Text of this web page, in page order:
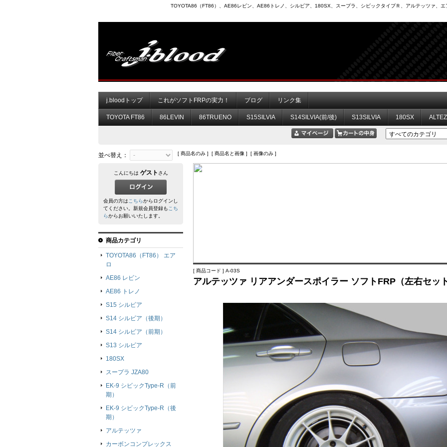
TOYOTA86（FT86）、AE86レビン、AE86トレノ、シルビア、180SX、スープラ、シビックタイプＲ、アルテッツァ、エ
j.bloodトップ これがソフトFRPの実力！ ブログ リンク集
TOYOTA FT86 86LEVIN 86TRUENO S15SILVIA S14SILVIA(前/後) S13SILVIA 180SX
並べ替え： [ 商品名のみ ] [ 商品名と画像 ] [ 画像のみ ]
[ 商品コード ] A-03S
アルテッツァ リアアンダースポイラー ソフトFRP（左右セッ
こんにちは ゲスト さん
会員の方はこちらからログインし
てください。新規会員登録もこち
らからお願いいたします。
商品カテゴリ
TOYOTA86（FT86） エア
ロ
AE86 レビン
AE86 トレノ
S15 シルビア
S14 シルビア（後期）
S14 シルビア（前期）
S13 シルビア
180SX
スープラ JZA80
EK-9 シビックType-R（前
期）
EK-9 シビックType-R（後
期）
アルテッツァ
カーボンコンプレックス